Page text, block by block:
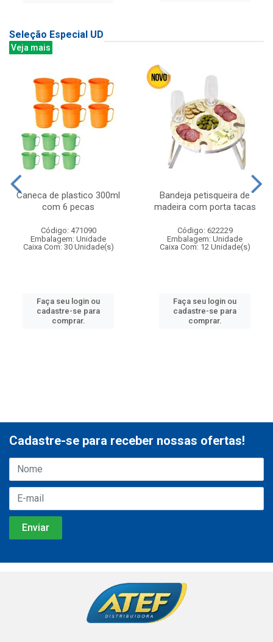
Seleção Especial UD
Veja mais
Caneca de plastico 300ml
com 6 pecas
Código: 471090
Embalagem: Unidade
Caixa Com: 30 Unidade(s)
Faça seu login ou
cadastre-se para
comprar.
Bandeja petisqueira de
madeira com porta tacas
Código: 622229
Embalagem: Unidade
Caixa Com: 12 Unidade(s)
Faça seu login ou
cadastre-se para
comprar.
Cadastre-se para receber nossas ofertas!